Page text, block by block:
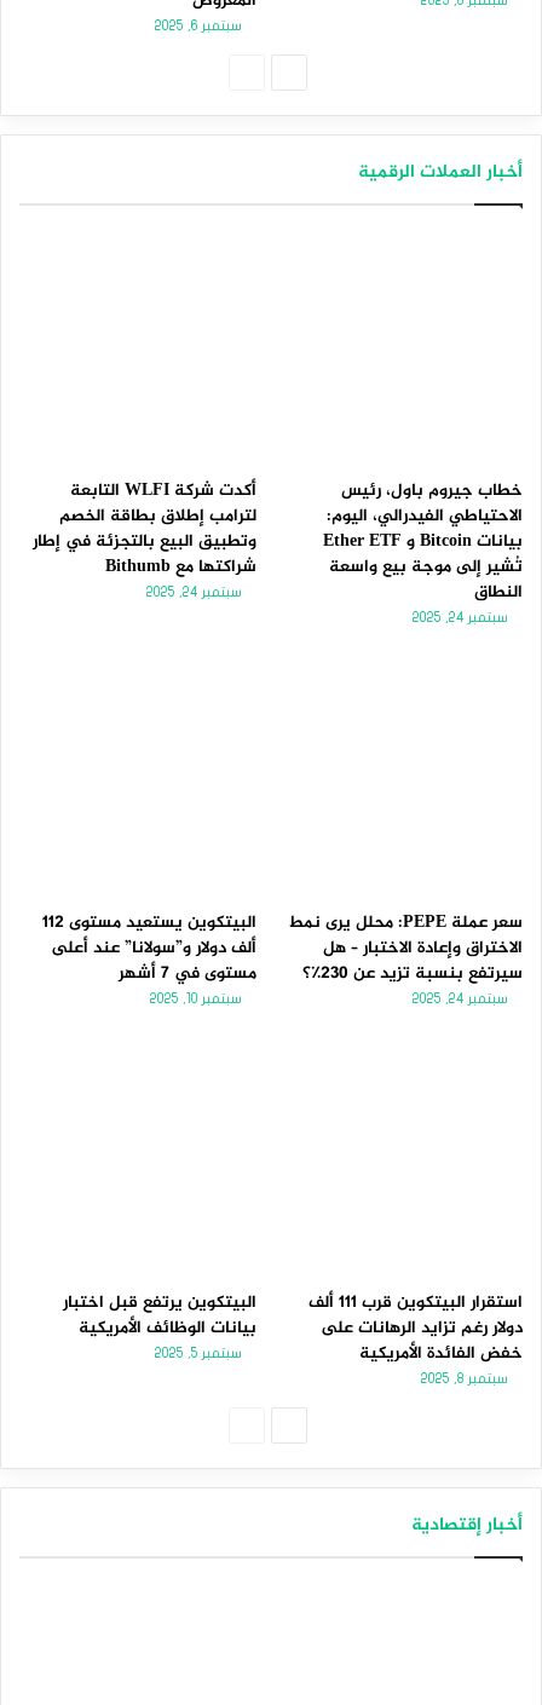
سبتمبر 6, 2025
أخبار العملات الرقمية
خطاب جيروم باول، رئيس
الاحتياطي الفيدرالي، اليوم:
بيانات Bitcoin و Ether ETF
تُشير إلى موجة بيع واسعة
النطاق
سبتمبر 24, 2025
أكدت شركة WLFI التابعة
لترامب إطلاق بطاقة الخصم
وتطبيق البيع بالتجزئة في إطار
شراكتها مع Bithumb
سبتمبر 24, 2025
سعر عملة PEPE: محلل يرى نمط
الاختراق وإعادة الاختبار – هل
سيرتفع بنسبة تزيد عن 230٪؟
سبتمبر 24, 2025
البيتكوين يستعيد مستوى 112
ألف دولار و”سولانا” عند أعلى
مستوى في 7 أشهر
سبتمبر 10, 2025
استقرار البيتكوين قرب 111 ألف
دولار رغم تزايد الرهانات على
خفض الفائدة الأمريكية
سبتمبر 8, 2025
البيتكوين يرتفع قبل اختبار
بيانات الوظائف الأمريكية
سبتمبر 5, 2025
أخبار إقتصادية